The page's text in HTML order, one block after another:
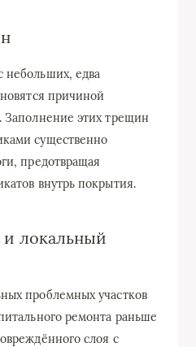
едва
причиной
Заполнение этих трещин
существенно
предотвращая
внутрь покрытия.
и локальный
проблемных участков
ремонта раньше
слоя с